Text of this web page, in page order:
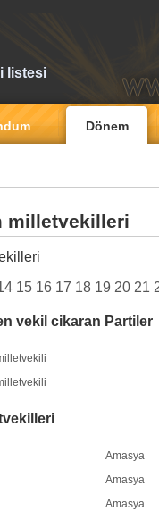
listesi
Dönem
milletvekilleri
15 16 17 18 19 20 21
vekil cikaran Partiler
Amasya
Amasya
Amasya